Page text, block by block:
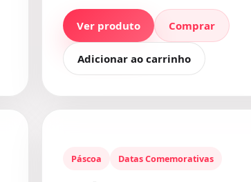
Ver produto Comprar
Adicionar ao carrinho
Páscoa Datas Comemorativas